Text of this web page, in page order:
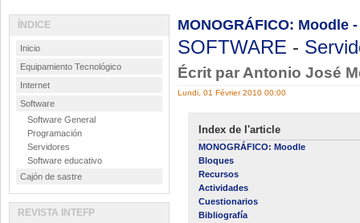
MONOGRÁFICO: Moodle
SOFTWARE -
Écrit par Antonio José
Lundi, 01 Février 2010 00:00
Index de l'article
MONOGRÁFICO: Moodle
Bloques
Recursos
Actividades
Cuestionarios
Bibliografía
ÍNDICE
Inicio
Equipamiento Tecnológico
Internet
Software
Software General
Programación
Servidores
Software educativo
Cajón de sastre
REVISTA INTEFP